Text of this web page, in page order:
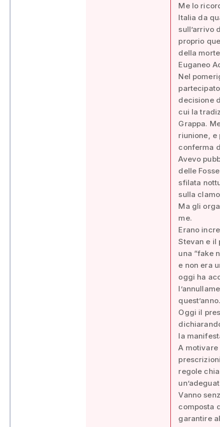
Me lo
Italia da
sull’arrivo
proprio
della
Euganeo
Nel
decisione
cui la
Grappa.
riunione, e
conferma
Avevo
delle
sfilata
sulla
Ma gli
me.
Erano
Stevan e il
una “fake
e non era
oggi ha
quest’anno.
Oggi il
la
A
regole
Vanno
composta
garantire